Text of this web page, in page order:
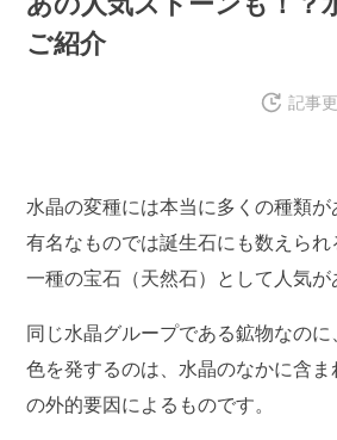
ご紹介
記事
水晶の変種には本当に多くの種類が
有名なものでは誕生石にも数えら
一種の宝石（天然石）として人気が
同じ水晶グループである鉱物なの
色を発するのは、水晶のなかに含
の外的要因によるものです。